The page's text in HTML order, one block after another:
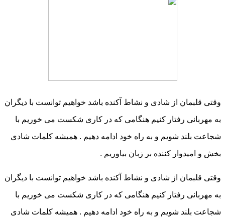
وقتی قلبمان از شادی و نشاط آکنده باشد خواهیم توانست با دیگران
به مهربانی رفتار کنیم هنگامی که در کاری شکست می خوریم با
شجاعت بلند شویم و به راه خود ادامه دهیم . همیشه کلمات شادی
بخش و امیدوار کننده بر زبان بیاوریم .
وقتی قلبمان از شادی و نشاط آکنده باشد خواهیم توانست با دیگران
به مهربانی رفتار کنیم هنگامی که در کاری شکست می خوریم با
شجاعت بلند شویم و به راه خود ادامه دهیم . همیشه کلمات شادی